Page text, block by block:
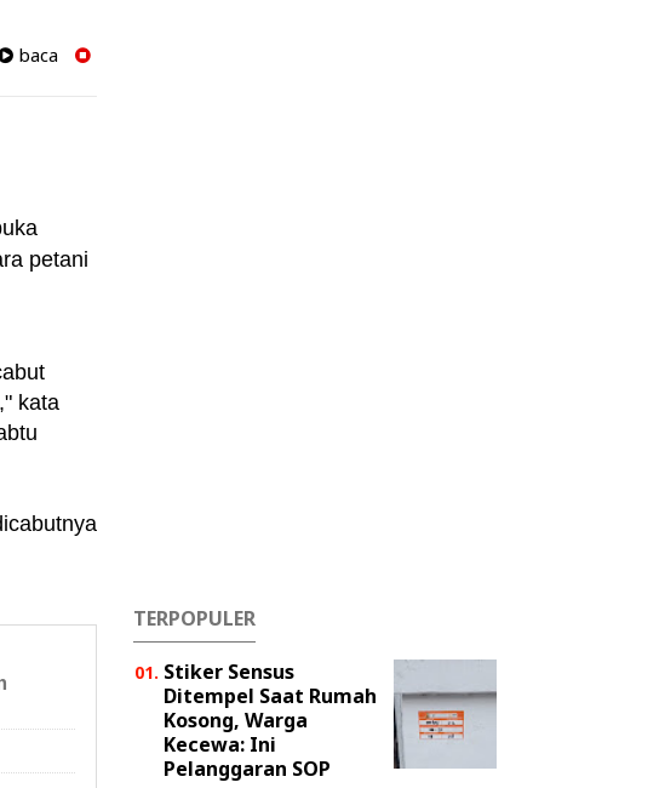
baca
petani
kata
TERPOPULER
Stiker Sensus
Ditempel Saat Rumah
Kosong, Warga
Kecewa: Ini
Pelanggaran SOP